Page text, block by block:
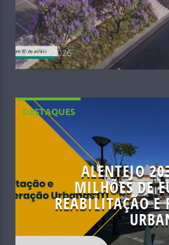
07/08/2026
DESTAQUES
ALENTEJO
MILHÕES DE
REABILITAÇÃO E